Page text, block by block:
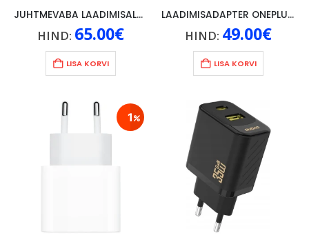
JUHTMEVABA LAADIMISALUS SAMSUNG TRIO 25W USB-C LAADIJA, USB-C LAADIMISKAABEL, VALGE
HIND: 65.00€
LISA KORVI
LAADIMISADAPTER ONEPLUS SUPERVOOC 100W, USB, USB-C, VALGE
HIND: 49.00€
LISA KORVI
1